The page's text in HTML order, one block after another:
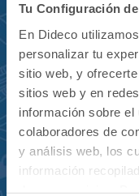
Tu Configuración
En Dideco
personalizar tu
sitio web, y
sitios web y en
información sobre
colaboradores de
y análisis web, los
información